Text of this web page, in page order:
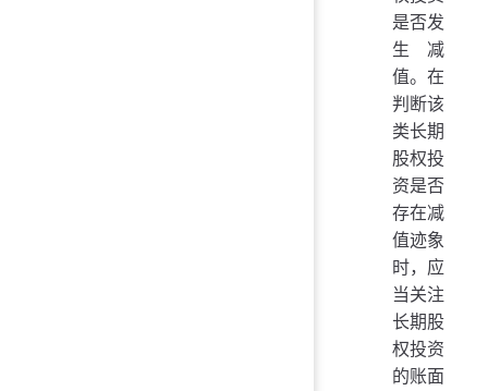
是否发
生减
值。在
判断该
类长期
股权投
资是否
存在减
值迹象
时，应
当关注
长期股
权投资
的账面